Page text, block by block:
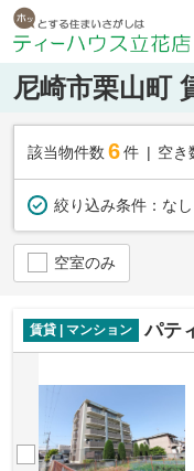
尼崎市栗山町
該当物件数 6件 空き
絞り込み条件： なし
空室のみ
賃貸 | マンション パテ